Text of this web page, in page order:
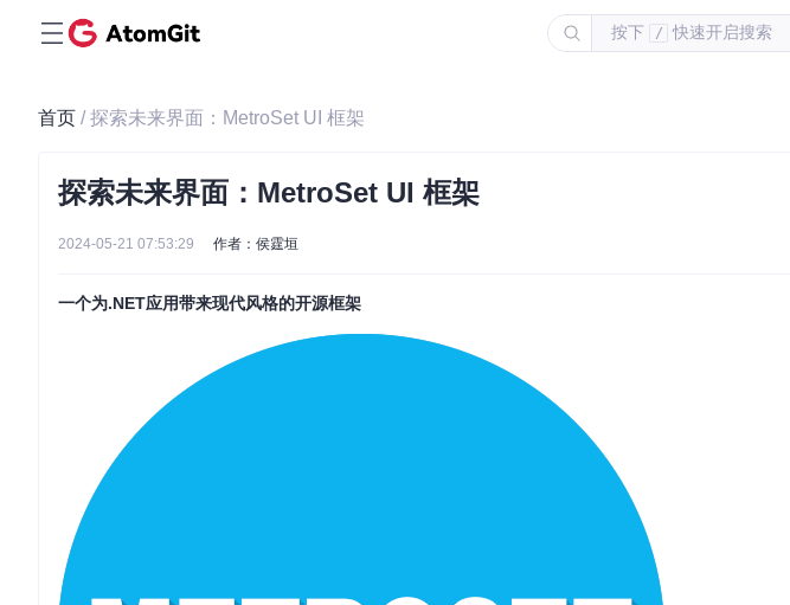
按下 / 快速开启搜索
首页 / 探索未来界面：MetroSet UI 框架
探索未来界面：MetroSet UI 框架
2024-05-21 07:53:29 作者：侯霆垣
一个为.NET应用带来现代风格的开源框架